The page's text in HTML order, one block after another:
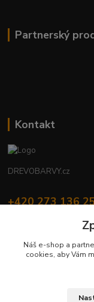
Partnerský
Kontakt
DREVOBARVY.cz
+420 273 136
Náš e-shop a
cookies, aby Vám